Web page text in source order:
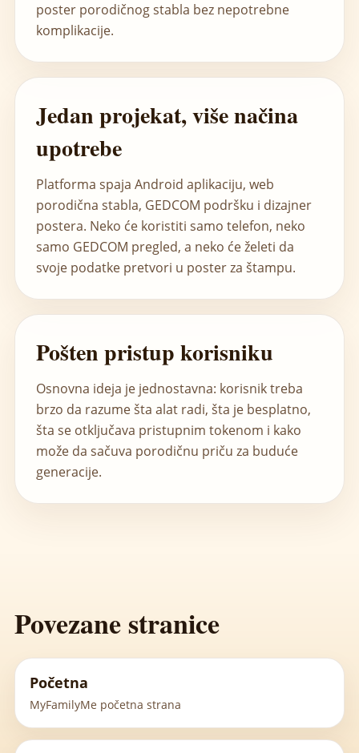
poster porodičnog stabla bez nepotrebne
komplikacije.
Jedan projekat, više načina
upotrebe
Platforma spaja Android aplikaciju, web
porodična stabla, GEDCOM podršku i dizajner
postera. Neko će koristiti samo telefon, neko
samo GEDCOM pregled, a neko će želeti da
svoje podatke pretvori u poster za štampu.
Pošten pristup korisniku
Osnovna ideja je jednostavna: korisnik treba
brzo da razume šta alat radi, šta je besplatno,
šta se otključava pristupnim tokenom i kako
može da sačuva porodičnu priču za buduće
generacije.
Povezane stranice
Početna
MyFamilyMe početna strana